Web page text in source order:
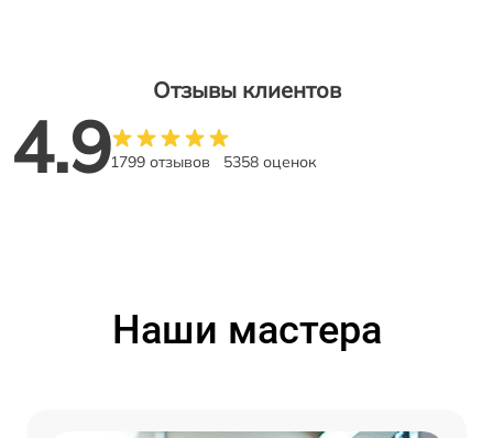
Отзывы клиентов
4.91799 отзывов 5358 оценок
Наши мастера